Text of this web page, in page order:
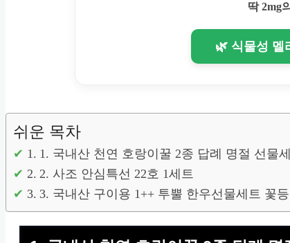
딱 2mg
🌿 식물성 멜
쉬운 목차
1. 국내산 천연 호랑이꿀 2종 답례 명절 선물
2. 사조 안심특선 22호 1세트
3. 국내산 구이용 1++ 투뿔 한우선물세트 꽃